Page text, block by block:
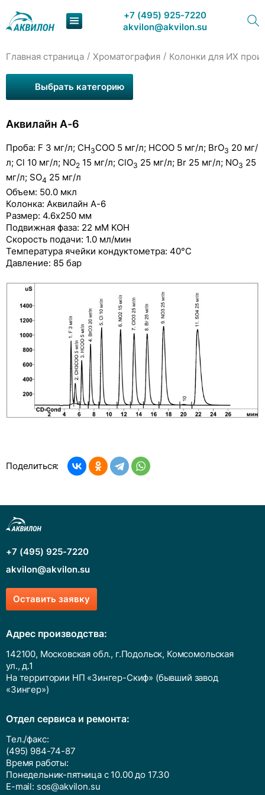
+7 (495) 925-7220
akvilon@akvilon.su
Каталог
Главная страница / Хроматография / Колонки для ИХ
Аквилайн A-6
Проба: F 3 мг/л; CH3COO 5 мг/л; HCOO 5 мг/л; BrO3 20 мг/
л; Cl 10 мг/л; NO2 15 мг/л; ClO3 25 мг/л; Br 25 мг/л; NO3 25
мг/л; SO4 25 мг/л
Объем: 50.0 мкл
Колонка: Аквилайн A-6
Размер: 4.6х250 мм
Подвижная фаза: 22 мМ KOH
Скорость подачи: 1.0 мл/мин
Температура ячейки кондуктометра: 40°С
Давление: 85 бар
Выбрать категорию
Хроматографы жидкостные
Аквилайн С2
Аквилайн C-3
Аквилайн A-6
Аквилайн А-7
Аквилайн А1.2
Аквилайн С1P-1
Колонки для ИХ Transgenomic
Колонки для ИХ Wayeal
Колонки для ИХ Shodex IC
Фильтрующие насадки на шприц
Мембранные фильтры
Поделиться:
Оставить заявку
+7 (495) 925-7220
akvilon@akvilon.su
Адрес производства:
142100, Московская обл., г.Подольск, Комсомольская
ул., д.1
На территории НП «Зингер-Скиф» (бывший завод
«Зингер»)
Отдел сервиса и ремонта:
Тел./факс:
(495) 984-74-87
Время работы:
Понедельник-пятница с 10.00 до 17.30
E-mail: sos@akvilon.su